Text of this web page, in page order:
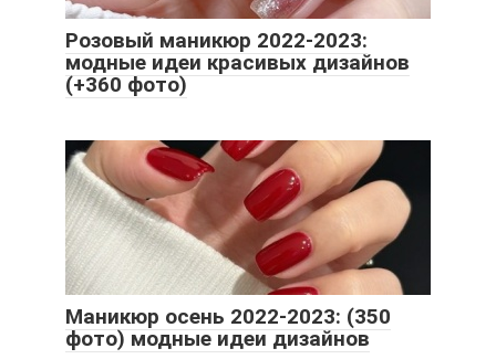
Розовый маникюр 2022-2023:
модные идеи красивых дизайнов
(+360 фото)
Маникюр осень 2022-2023: (350
фото) модные идеи дизайнов